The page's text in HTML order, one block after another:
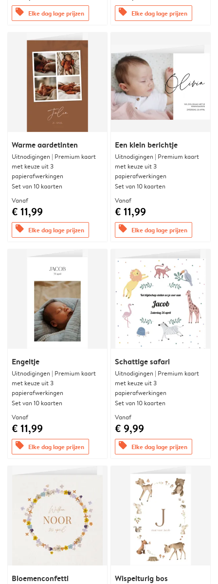
offers Elke dag lage prijzen offers Elke dag lage prijzen
Warme aardetinten
Uitnodigingen | Premium kaart
met keuze uit 3
papierafwerkingen
Set van 10 kaarten
Vanaf
€ 11,99
offers Elke dag lage prijzen
Een klein berichtje
Uitnodigingen | Premium kaart
met keuze uit 3
papierafwerkingen
Set van 10 kaarten
Vanaf
€ 11,99
offers Elke dag lage prijzen
Engeltje
Uitnodigingen | Premium kaart
met keuze uit 3
papierafwerkingen
Set van 10 kaarten
Vanaf
€ 11,99
offers Elke dag lage prijzen
Schattige safari
Uitnodigingen | Premium kaart
met keuze uit 3
papierafwerkingen
Set van 10 kaarten
Vanaf
€ 9,99
offers Elke dag lage prijzen
Bloemenconfetti Wispelturig bos